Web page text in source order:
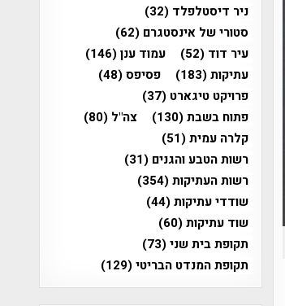
ניר דיסטלפלד (32)
סטורי של אינסטגרם (62)
עיר דוד (52) עמוד ענן(146)
עתיקות(183) פסיפס(48)
פרויקט טיגארט (37)
פתוח בשבת(130) צה"ל (80)
קלרה עמית(51)
רשות הטבע והגנים (31)
רשות העתיקות(354)
שודדי עתיקות(44)
שוד עתיקות(60)
תקופת בית שני(73)
תקופת המנדט הבריטי(129)